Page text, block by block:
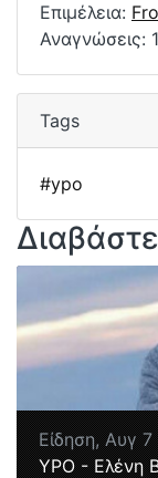
Επιμέλεια:
Αναγνώσεις:
Tags
#ypo
Είδηση,Αυγ 7
YPO - Ελένη